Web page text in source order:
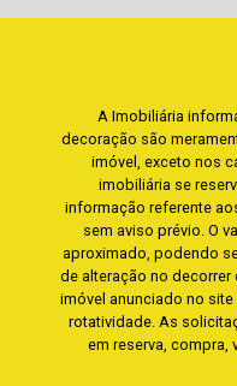
A Imobiliária
decoração são
imóvel, exceto nos
imobiliária se
informação referente
sem aviso prévio. O
aproximado, podendo
de alteração no decorrer
imóvel anunciado no
rotatividade. As
em reserva, compra,